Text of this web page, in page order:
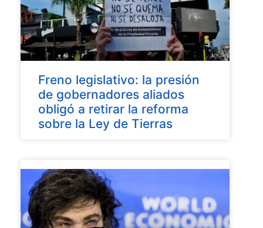
Freno legislativo: la presión
de gobernadores aliados
obligó a retirar la reforma
sobre la Ley de Tierras